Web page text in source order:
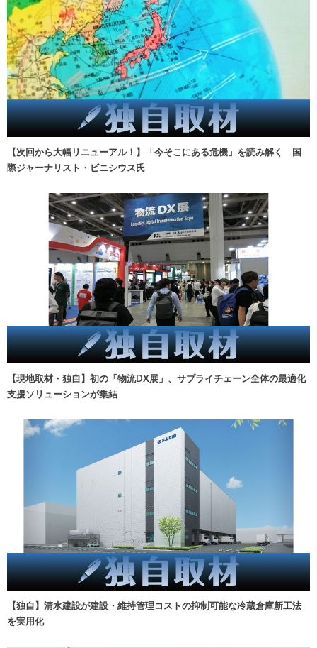
【次回から大幅リニューアル！】「今そこにある危機」を読み解く 国
際ジャーナリスト・ビニシウス氏
【現地取材・独自】初の「物流DX展」、サプライチェーン全体の最適化
支援ソリューションが集結
【独自】清水建設が建設・維持管理コストの抑制可能な冷蔵倉庫新工法
を実用化